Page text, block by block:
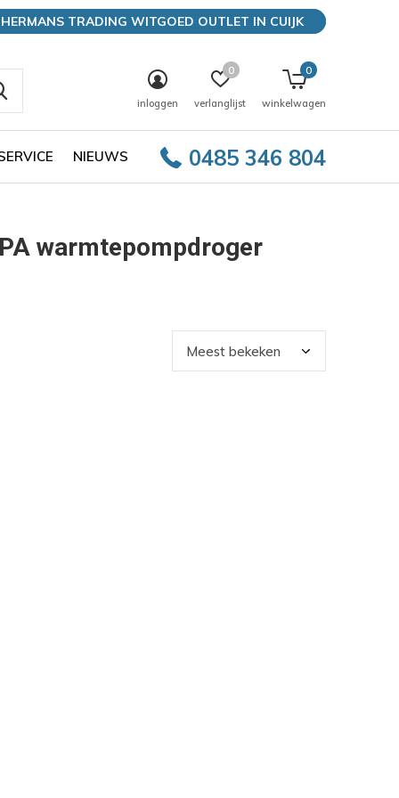
NIEUWS 0485 346 804
inloggen verlanglijst
0
winkelwagen
0
HERMANS TRADING WITGOED OUTLET IN CUIJK
warmtepompdroger